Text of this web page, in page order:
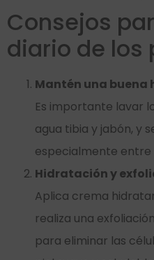
Consejos
diario de los
Mantén una buena
Es importante lavar
agua tibia y jabón, y
especialmente entre
Hidratación y
Aplica crema
realiza una
para eliminar las